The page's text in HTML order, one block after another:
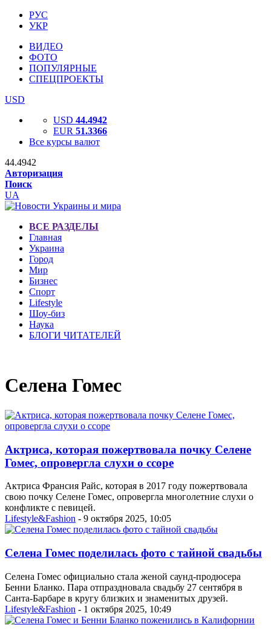
РУС
УКР
ВИДЕО
ФОТО
ПОПУЛЯРНЫЕ
СПЕЦПРОЕКТЫ
USD
USD 44.4942
EUR 51.3366
Все курсы валют
44.4942
Авторизация
Поиск
UA
ВСЕ РАЗДЕЛЫ
Главная
Украина
Город
Мир
Бизнес
Спорт
Lifestyle
Шоу-биз
Наука
БЛОГИ ЧИТАТЕЛЕЙ
Селена Гомес
Актриса, которая пожертвовала почку Селене
Гомес, опровергла слухи о ссоре
Актриса Франсия Райс, которая в 2017 году пожертвовала
свою почку Селене Гомес, опровергла многолетние слухи о
конфликте с певицей.
Lifestyle&Fashion - 9 октября 2025, 10:05
Селена Гомес поделилась фото с тайной свадьбы
Селена Гомес официально стала женой саунд-продюсера
Бенни Бланко. Пара отпраздновала свадьбу 27 сентября в
Санта-Барбаре в кругу близких и знаменитых друзей.
Lifestyle&Fashion - 1 октября 2025, 10:49